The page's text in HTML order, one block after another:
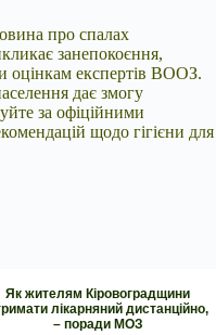
про спалах
занепокоєння,
оцінкам експертів ВООЗ.
дає змогу
за офіційними
щодо гігієни для
Як жителям Кіровоградщини
лікарняний дистанційно,
– поради МОЗ